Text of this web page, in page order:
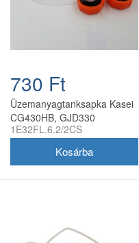
730 Ft
Üzemanyagtanksapka Kasei
CG430HB, GJD330
fűkaszához (2 db/cs)
1E32FL.6.2/2CS